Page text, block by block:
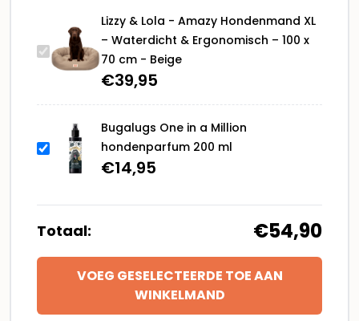
Lizzy & Lola - Amazy Hondenmand XL
– Waterdicht & Ergonomisch – 100 x
70 cm - Beige
€39,95
Bugalugs One in a Million
hondenparfum 200 ml
€14,95
Totaal: €54,90
VOEG GESELECTEERDE TOE AAN
WINKELMAND